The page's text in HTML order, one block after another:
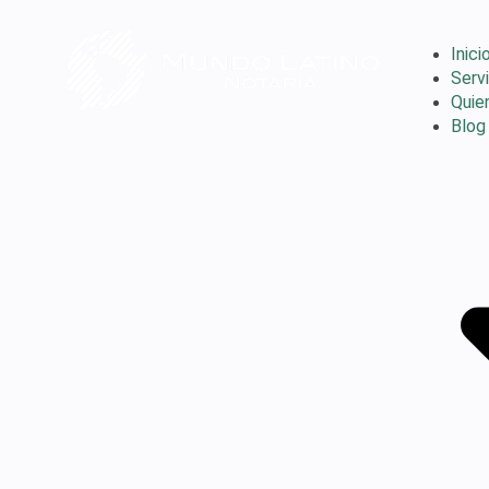
Blog